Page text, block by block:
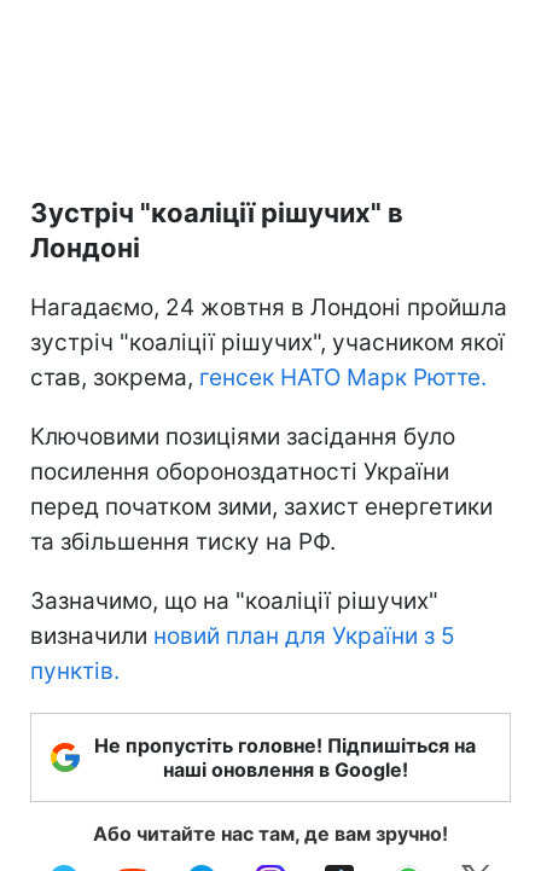
Зустріч "коаліції рішучих" в
Лондоні
Нагадаємо, 24 жовтня в Лондоні пройшла
зустріч "коаліції рішучих", учасником якої
став, зокрема, генсек НАТО Марк Рютте.
Ключовими позиціями засідання було
посилення обороноздатності України
перед початком зими, захист енергетики
та збільшення тиску на РФ.
Зазначимо, що на "коаліції рішучих"
визначили новий план для України з 5
пунктів.
Не пропустіть головне! Підпишіться на
наші оновлення в Google!
Або читайте нас там, де вам зручно!